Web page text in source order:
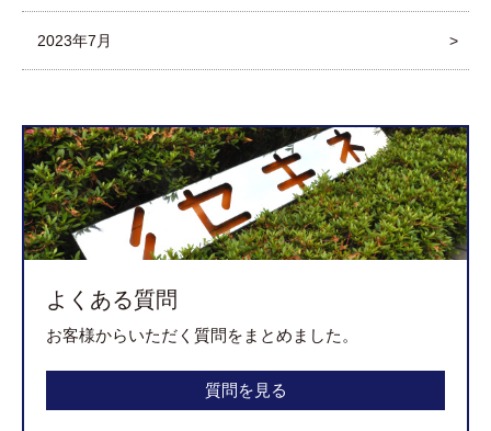
2023年7月
よくある質問
お客様からいただく質問をまとめました。
質問を見る